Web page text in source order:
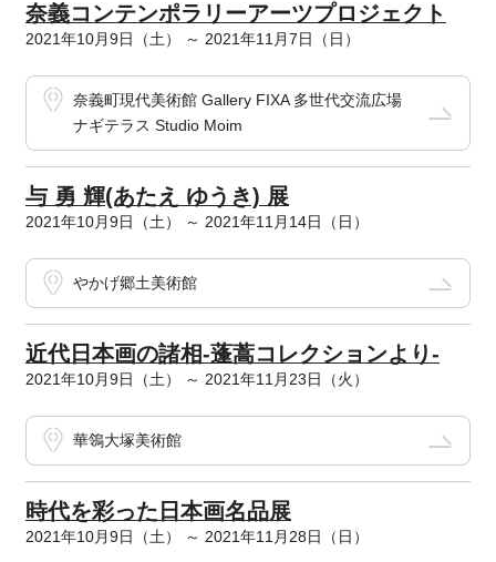
奈義コンテンポラリーアーツプロジェクト
2021年10月9日（土） ～ 2021年11月7日（日）
奈義町現代美術館 Gallery FIXA 多世代交流広場
ナギテラス Studio Moim
与 勇 輝(あたえ ゆうき) 展
2021年10月9日（土） ～ 2021年11月14日（日）
やかげ郷土美術館
近代日本画の諸相-蓬蒿コレクションより-
2021年10月9日（土） ～ 2021年11月23日（火）
華鴒大塚美術館
時代を彩った日本画名品展
2021年10月9日（土） ～ 2021年11月28日（日）